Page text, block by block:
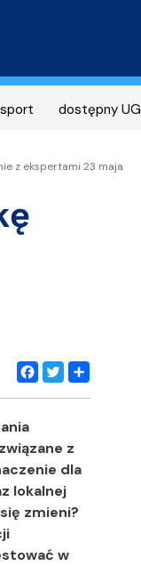
sport dostępny UG
z ekspertami 23 maja
Facebook
Twitter
Share
z
dla
lokalnej
zmieni?
w